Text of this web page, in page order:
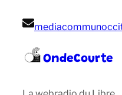
OndeCourte